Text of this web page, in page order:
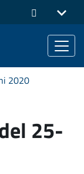
2020
25-